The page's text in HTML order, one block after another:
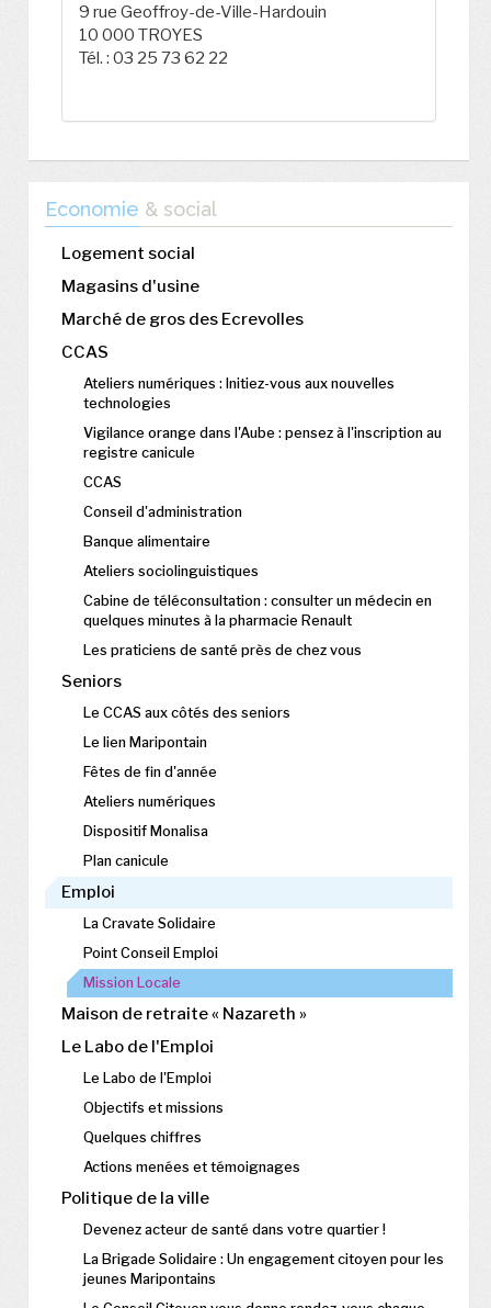
9 rue Geoffroy-de-Ville-Hardouin
10 000 TROYES
Tél. : 03 25 73 62 22
Economie & social
Logement social
Magasins d'usine
Marché de gros des Ecrevolles
CCAS
Ateliers numériques : Initiez-vous aux nouvelles
technologies
Vigilance orange dans l'Aube : pensez à l'inscription au
registre canicule
CCAS
Conseil d'administration
Banque alimentaire
Ateliers sociolinguistiques
Cabine de téléconsultation : consulter un médecin en
quelques minutes à la pharmacie Renault
Les praticiens de santé près de chez vous
Seniors
Le CCAS aux côtés des seniors
Le lien Maripontain
Fêtes de fin d'année
Ateliers numériques
Dispositif Monalisa
Plan canicule
Emploi
La Cravate Solidaire
Point Conseil Emploi
Mission Locale
Maison de retraite « Nazareth »
Le Labo de l'Emploi
Le Labo de l'Emploi
Objectifs et missions
Quelques chiffres
Actions menées et témoignages
Politique de la ville
Devenez acteur de santé dans votre quartier !
La Brigade Solidaire : Un engagement citoyen pour les
jeunes Maripontains